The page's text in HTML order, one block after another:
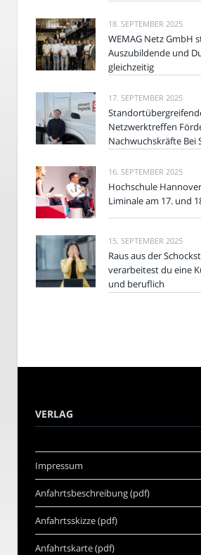
18. SEPTEMBER 2025
WEMAG Netz GmbH
Auszubildende und
gleichzeitig
17. SEPTEMBER 2025
Netzwerktreffen
Nachwuchskräfte Bei
16. SEPTEMBER 2025
Hochschule
Liminale am 17. und
15. SEPTEMBER 2025
Raus aus der
verarbeitest du eine
und beruflich
VERLAG
Impressum
Anfahrtsbeschreibung (pdf)
Anfahrtsskizze (pdf)
Anfahrtskarte (pdf)